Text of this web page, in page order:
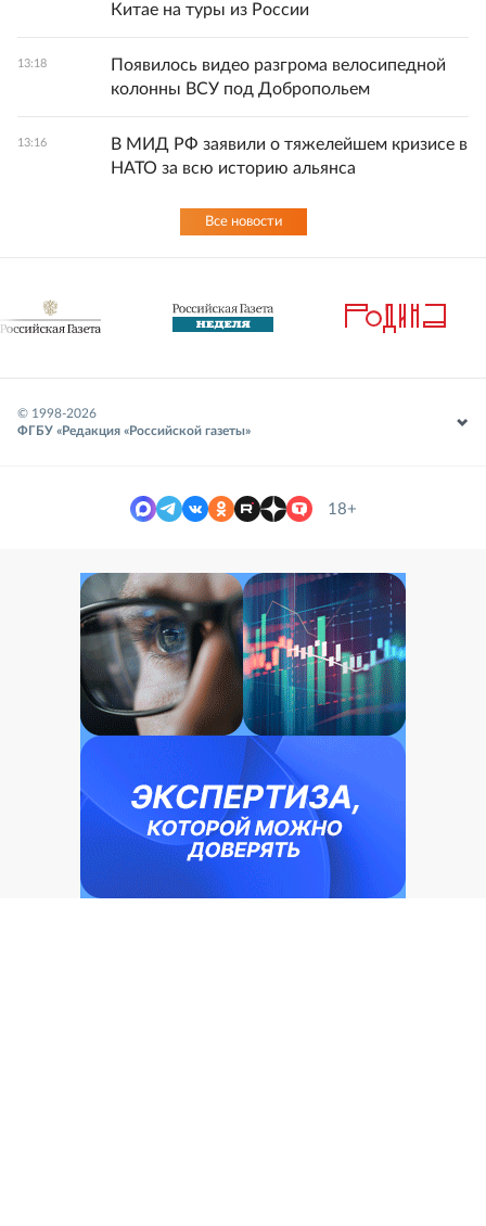
Китае на туры из России
13:18
Появилось видео разгрома велосипедной
колонны ВСУ под Добропольем
13:16
В МИД РФ заявили о тяжелейшем кризисе в
НАТО за всю историю альянса
Все новости
© 1998-2026
ФГБУ «Редакция «Российской газеты»
18+